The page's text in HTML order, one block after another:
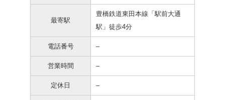
最寄駅
豊橋鉄道東田本線「駅前大通
駅」徒歩4分
電話番号 –
営業時間 –
定休日 –